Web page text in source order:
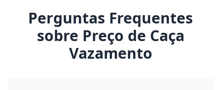
Perguntas Frequentes
sobre Preço de Caça
Vazamento